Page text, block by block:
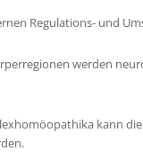
Regulations- und
werden
kann